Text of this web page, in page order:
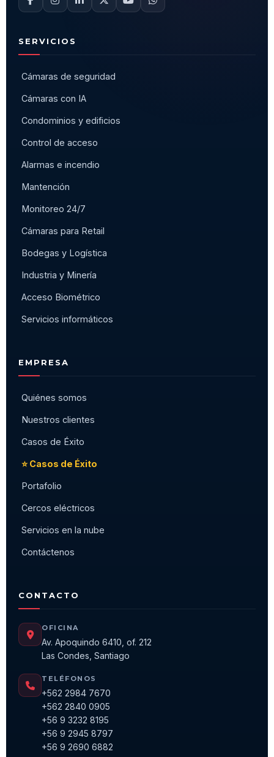
SERVICIOS
Cámaras de seguridad
Cámaras con IA
Condominios y edificios
Control de acceso
Alarmas e incendio
Mantención
Monitoreo 24/7
Cámaras para Retail
Bodegas y Logística
Industria y Minería
Acceso Biométrico
Servicios informáticos
EMPRESA
Quiénes somos
Nuestros clientes
Casos de Éxito
⭐ Casos de Éxito
Portafolio
Cercos eléctricos
Servicios en la nube
Contáctenos
CONTACTO
OFICINA
Av. Apoquindo 6410, of. 212
Las Condes, Santiago
TELÉFONOS
+562 2984 7670
+562 2840 0905
+56 9 3232 8195
+56 9 2945 8797
+56 9 2690 6882